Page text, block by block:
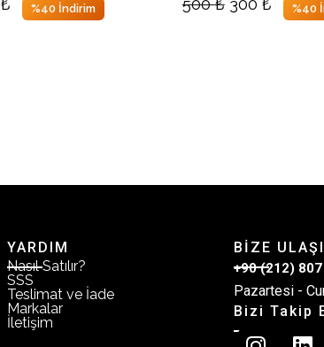
₺ %40 İndirim 500₺ 300 ₺ %40
YARDIM
Nasıl Satılır?
SSS
Teslimat ve İade
Markalar
İletişim
BİZE
+90 (212)
Pazartesi -
Bizi Takip